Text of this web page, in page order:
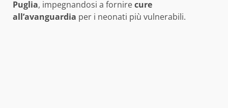
Puglia, impegnandosi a fornirecure
all’avanguardia per i neonati più vulnerabili.